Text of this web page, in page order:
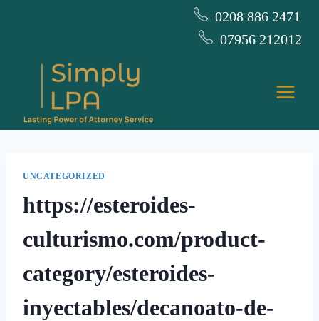
0208 886 2471
07956 212012
UNCATEGORIZED
https://esteroides-
culturismo.com/product-
category/esteroides-
inyectables/decanoato-de-